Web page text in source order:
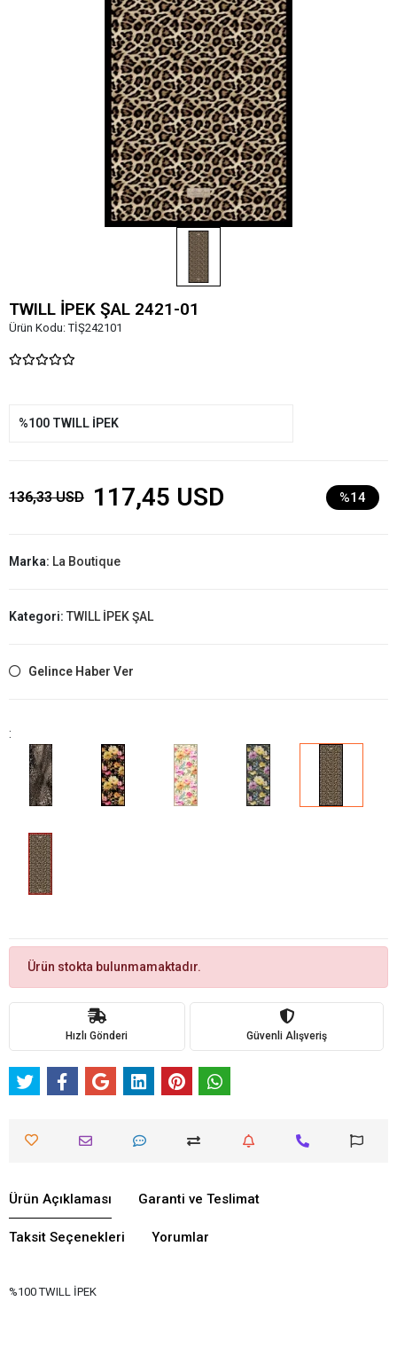
TWILL İPEK ŞAL 2421-01
Ürün Kodu:TİŞ242101
%100 TWILL İPEK
136,33 USD 117,45 USD %14
Marka: La Boutique
Kategori: TWILL İPEK ŞAL
Gelince Haber Ver
:
Ürün stokta bulunmamaktadır.
Hızlı Gönderi Güvenli Alışveriş
Ürün Açıklaması Garanti ve Teslimat
Taksit Seçenekleri Yorumlar
%100 TWILL İPEK